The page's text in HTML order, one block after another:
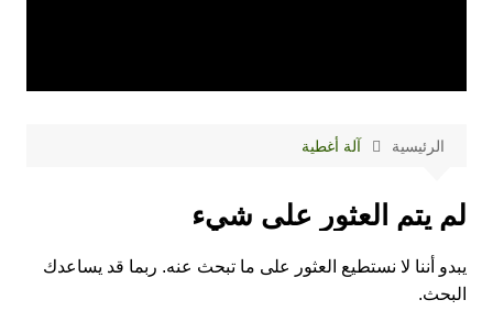
الرئيسية آلة أغطية
لم يتم العثور على شيء
يبدو أننا لا نستطيع العثور على ما تبحث عنه. ربما قد يساعدك
البحث.